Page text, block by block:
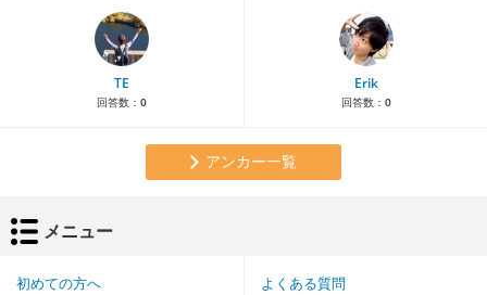
TE
回答数： 0
Erik
回答数： 0
アンカー一覧
メニュー
初めての方へ よくある質問